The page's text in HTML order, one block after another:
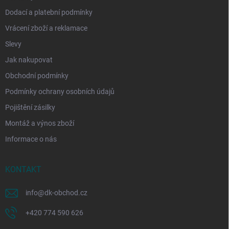
Dodací a platební podmínky
Vrácení zboží a reklamace
Slevy
Jak nakupovat
Obchodní podmínky
Podmínky ochrany osobních údajů
Pojištění zásilky
Montáž a výnos zboží
Informace o nás
KONTAKT
info@dk-obchod.cz
+420 774 590 626